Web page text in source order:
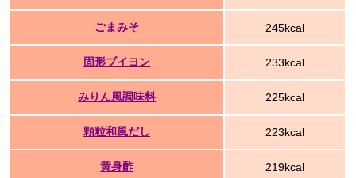
ごまみそ 245kcal
固形ブイヨン 233kcal
みりん風調味料 225kcal
顆粒和風だし 223kcal
黄身酢 219kcal